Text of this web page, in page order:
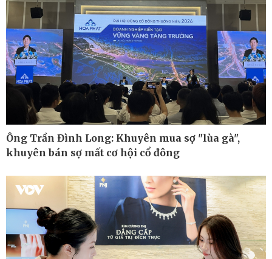
Ô tô
Tư vấn
Thông tin doanh nghiệp
Doanh nghiệp 24h
Doanh nhân
Vì cộng đồng
Ông Trần Đình Long: Khuyên mua sợ "lùa gà",
khuyên bán sợ mất cơ hội cổ đông